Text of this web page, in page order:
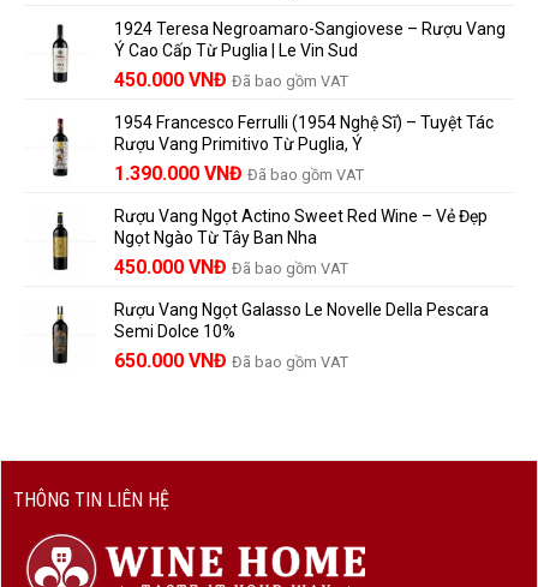
và
những
người
vang
nên
biết
Dẫn
Lưu
Trữ
Và
Thành
là:
858.000 VNĐ.
tại
là:
780.000 VNĐ.
1924 Teresa Negroamaro-Sangiovese – Rượu Vang
Ý Cao Cấp Từ Puglia | Le Vin Sud
Giá
là:
495.000 VNĐ.
450.000 VNĐ Giá
tại
là:
450.000 VNĐ.
Đã bao gồm VAT
1954 Francesco Ferrulli (1954 Nghệ Sĩ) – Tuyệt Tác
Rượu Vang Primitivo Từ Puglia, Ý
Giá
là:
1.529.000 VNĐ.
1.390.000 VNĐ Giá
tại
là:
1.390.000 VNĐ.
Đã bao gồm VAT
Rượu Vang Ngọt Actino Sweet Red Wine – Vẻ Đẹp
Ngọt Ngào Từ Tây Ban Nha
450.000 VNĐ Đã bao gồm VAT
Rượu Vang Ngọt Galasso Le Novelle Della Pescara
Semi Dolce 10%
650.000 VNĐ Đã bao gồm VAT
THÔNG TIN LIÊN HỆ